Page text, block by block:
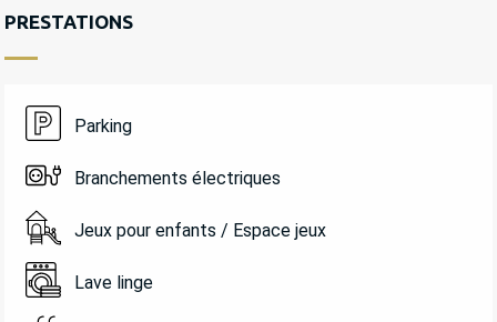
PRESTATIONS
Parking
Branchements électriques
Jeux pour enfants / Espace jeux
Lave linge